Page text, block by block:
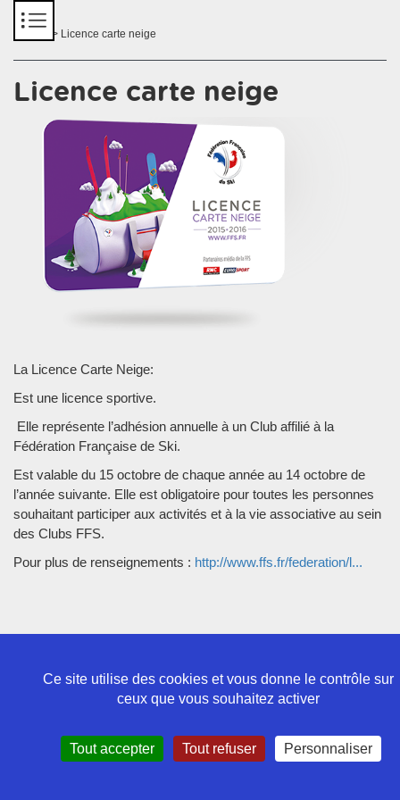
> Licence carte neige
Licence carte neige
La Licence Carte Neige:
Est une licence sportive.
Elle représente l’adhésion annuelle à un Club affilié à la
Fédération Française de Ski.
Est valable du 15 octobre de chaque année au 14 octobre de
l’année suivante. Elle est obligatoire pour toutes les personnes
souhaitant participer aux activités et à la vie associative au sein
des Clubs FFS.
Pour plus de renseignements : http://www.ffs.fr/federation/l...
Politique de confidentialité
Ce site utilise des cookies et vous donne le contrôle sur
ceux que vous souhaitez activer
Tout accepter Tout refuser Personnaliser